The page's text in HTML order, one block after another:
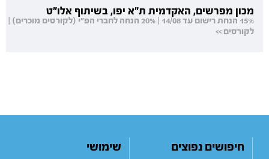
מכון מפרשים, האקדמית ת"א יפו, בשיתוף אלו"ט
15% הנחת רישום עד 14/08 | 20% הנחה לחברי הפ"י (לקורסים מוכרים) |
לקורסים >>
חיפושים נפוצים
שימושי